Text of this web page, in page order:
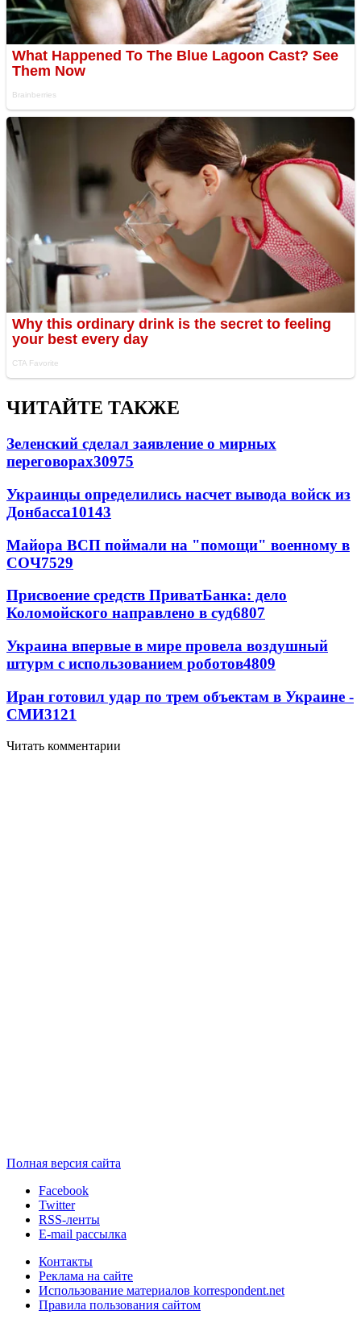
ЧИТАЙТЕ ТАКЖЕ
Зеленский сделал заявление о мирных
переговорах30975
Украинцы определились насчет вывода войск из
Донбасса10143
Майора ВСП поймали на "помощи" военному в
СОЧ7529
Присвоение средств ПриватБанка: дело
Коломойского направлено в суд6807
Украина впервые в мире провела воздушный
штурм с использованием роботов4809
Иран готовил удар по трем объектам в Украине -
СМИ3121
Читать комментарии
Полная версия сайта
Facebook
Twitter
RSS-ленты
E-mail рассылка
Контакты
Реклама на сайте
Использование материалов korrespondent.net
Правила пользования сайтом